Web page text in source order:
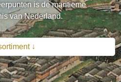
is de maritieme
van Nederland.
↓